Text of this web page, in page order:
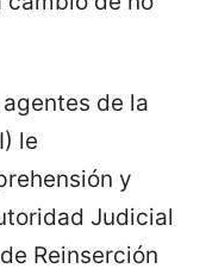
de la
le
y
Judicial
Reinserción